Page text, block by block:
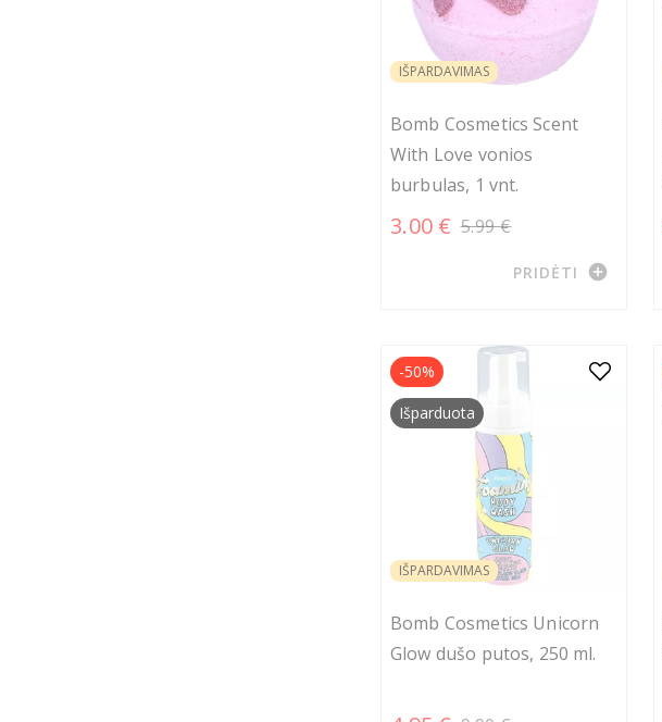
IŠPARDAVIMAS
Bomb Cosmetics Scent
With Love vonios
burbulas, 1 vnt.
3.00 € 5.99 €
PRIDĖTI add_circle
IŠPARDAVIMAS
Bomb Cosmetics Unicorn
Glow dušo putos, 250 ml.
-50%
Išparduota